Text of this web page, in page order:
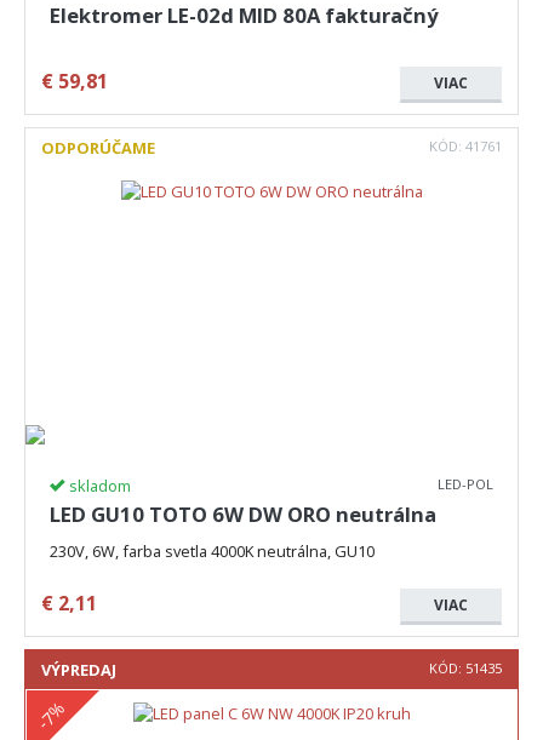
Elektromer LE-02d MID 80A fakturačný
€ 59,81 VIAC
ODPORÚČAME KÓD: 41761
skladom LED-POL
LED GU10 TOTO 6W DW ORO neutrálna
230V, 6W, farba svetla 4000K neutrálna, GU10
€ 2,11 VIAC
VÝPREDAJ KÓD: 51435
-7%